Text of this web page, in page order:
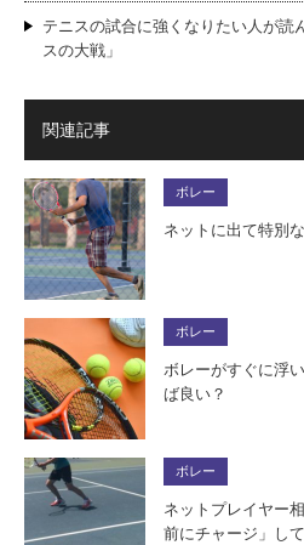
テニスの試合に強くなりたい人が読
スの大戦」
関連記事
ボレー
ネットに出て特別
ボレー
ボレーがすぐに浮
ば良い？
ボレー
ネットプレイヤー
前にチャージ」し